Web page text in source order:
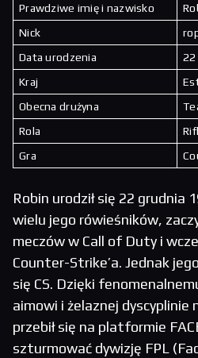
Prawdziwe imię i nazwisko
Nick
Data urodzenia
22
Kraj
Obecna drużyna
Rola
Gra
Robin urodził się 22 grudnia
wielu jego rówieśników,
meczów w Call of Duty i
Counter-Strike’a. Jednak
się CS. Dzięki
aimowi i żelaznej dyscyplinie
przebił się na platformie
szturmować dywizję FPL